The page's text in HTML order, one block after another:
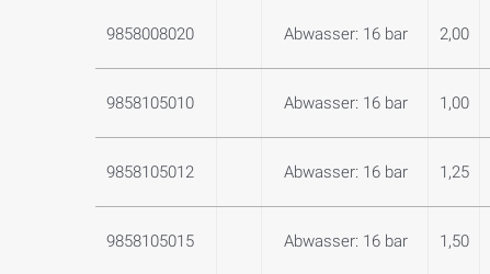
9858008020 Abwasser: 16 bar 2,00
9858105010 Abwasser: 16 bar 1,00
9858105012 Abwasser: 16 bar 1,25
9858105015 Abwasser: 16 bar 1,50